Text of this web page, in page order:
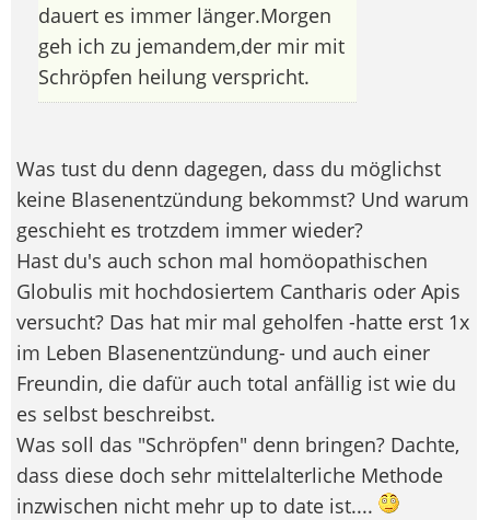
dauert es immer länger.Morgen
geh ich zu jemandem,der mir mit
Schröpfen heilung verspricht.
Was tust du denn dagegen, dass du möglichst
keine Blasenentzündung bekommst? Und warum
geschieht es trotzdem immer wieder?
Hast du's auch schon mal homöopathischen
Globulis mit hochdosiertem Cantharis oder Apis
versucht? Das hat mir mal geholfen -hatte erst 1x
im Leben Blasenentzündung- und auch einer
Freundin, die dafür auch total anfällig ist wie du
es selbst beschreibst.
Was soll das "Schröpfen" denn bringen? Dachte,
dass diese doch sehr mittelalterliche Methode
inzwischen nicht mehr up to date ist....